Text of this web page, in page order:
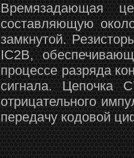
Времязадающая
составляющую
замкнутой.
IC2B,
процессе разряда
сигнала. Цепочка
отрицательного
передачу кодовой